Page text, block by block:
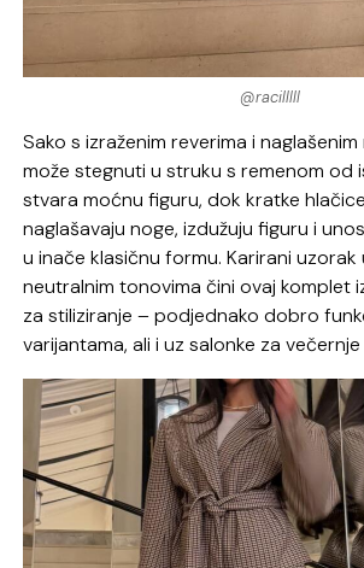
@racilllll
Sako s izraženim reverima i naglašenim
može stegnuti u struku s remenom od
stvara moćnu figuru, dok kratke
naglašavaju noge, izdužuju figuru i
u inače klasičnu formu. Karirani uzorak
neutralnim tonovima čini ovaj komplet
za stiliziranje – podjednako dobro
varijantama, ali i uz salonke za